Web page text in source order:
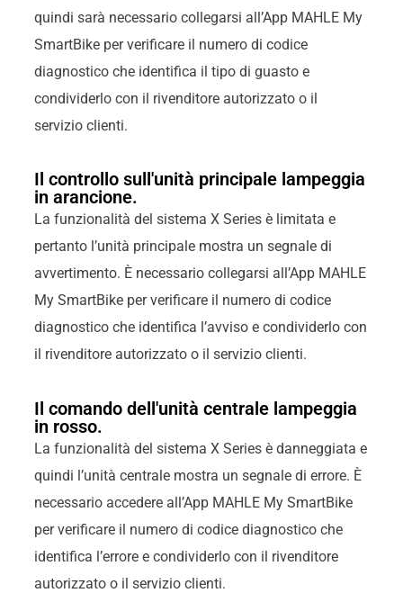
quindi sarà necessario collegarsi all’App MAHLE My
SmartBike per verificare il numero di codice
diagnostico che identifica il tipo di guasto e
condividerlo con il rivenditore autorizzato o il
servizio clienti.
Il controllo sull'unità principale lampeggia
in arancione.
La funzionalità del sistema X Series è limitata e
pertanto l’unità principale mostra un segnale di
avvertimento. È necessario collegarsi all’App MAHLE
My SmartBike per verificare il numero di codice
diagnostico che identifica l’avviso e condividerlo con
il rivenditore autorizzato o il servizio clienti.
Il comando dell'unità centrale lampeggia
in rosso.
La funzionalità del sistema X Series è danneggiata e
quindi l’unità centrale mostra un segnale di errore. È
necessario accedere all’App MAHLE My SmartBike
per verificare il numero di codice diagnostico che
identifica l’errore e condividerlo con il rivenditore
autorizzato o il servizio clienti.